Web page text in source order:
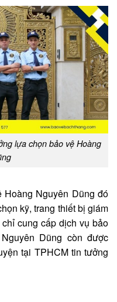
lựa chọn bảo vệ Hoàng
Nguyên Dũng đó
kỹ, trang thiết bị giám
cung cấp dịch vụ bảo
Dũng còn được
tại TPHCM tin tưởng